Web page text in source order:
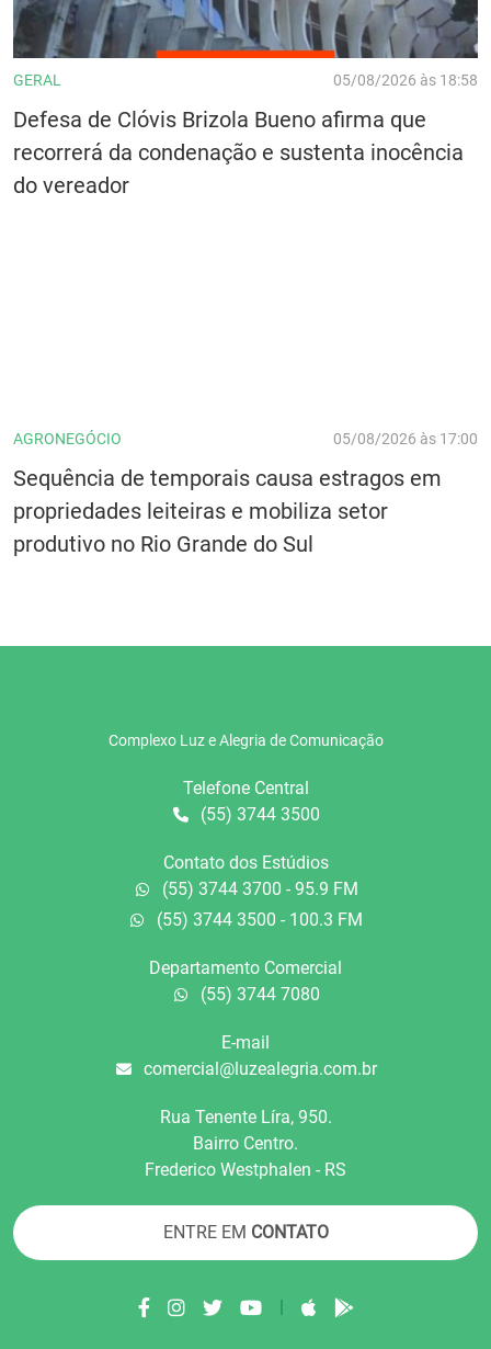
GERAL 05/08/2026 às 18:58
Defesa de Clóvis Brizola Bueno afirma que
recorrerá da condenação e sustenta inocência
do vereador
AGRONEGÓCIO 05/08/2026 às 17:00
Sequência de temporais causa estragos em
propriedades leiteiras e mobiliza setor
produtivo no Rio Grande do Sul
Complexo Luz e Alegria de Comunicação
Telefone Central
(55) 3744 3500
Contato dos Estúdios
(55) 3744 3700 - 95.9 FM
(55) 3744 3500 - 100.3 FM
Departamento Comercial
(55) 3744 7080
E-mail
comercial@luzealegria.com.br
Rua Tenente Líra, 950.
Bairro Centro.
Frederico Westphalen - RS
ENTRE EM CONTATO